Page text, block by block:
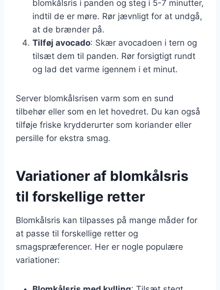
blomkålsris i panden og steg i 5-7 minutter,
indtil de er møre. Rør jævnligt for at undgå,
at de brænder på.
Tilføj avocado: Skær avocadoen i tern og
tilsæt dem til panden. Rør forsigtigt rundt
og lad det varme igennem i et minut.
Server blomkålsrisen varm som en sund
tilbehør eller som en let hovedret. Du kan også
tilføje friske krydderurter som koriander eller
persille for ekstra smag.
Variationer af blomkålsris
til forskellige retter
Blomkålsris kan tilpasses på mange måder for
at passe til forskellige retter og
smagspræferencer. Her er nogle populære
variationer: